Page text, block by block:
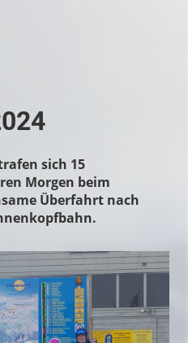
sich 15
Morgen beim
Überfahrt nach